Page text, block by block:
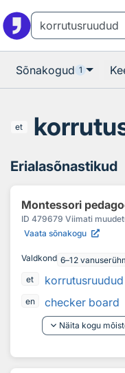
Sõnakogud 1
et
Erialasõnastikud
Montessori
ID 479679 Viimati
Vaata sõnakogu
Valdkond 6–12
et
korrutusruudud
en
checker board
keyboard_arrow_down Näita kogu